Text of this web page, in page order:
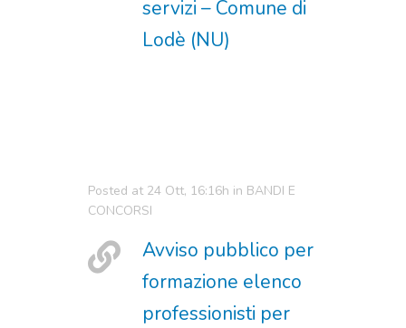
servizi – Comune di
Lodè (NU)
Posted at 24 Ott, 16:16h in BANDI E
CONCORSI
Avviso pubblico per
formazione elenco
professionisti per